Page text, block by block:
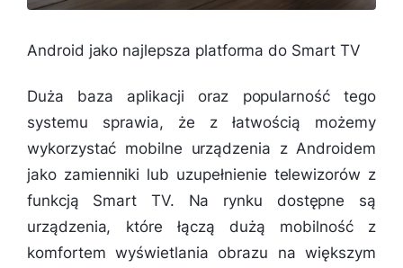
Android jako najlepsza platforma do Smart TV
Duża baza aplikacji oraz popularność tego
systemu sprawia, że z łatwością możemy
wykorzystać mobilne urządzenia z Androidem
jako zamienniki lub uzupełnienie telewizorów z
funkcją Smart TV. Na rynku dostępne są
urządzenia, które łączą dużą mobilność z
komfortem wyświetlania obrazu na większym